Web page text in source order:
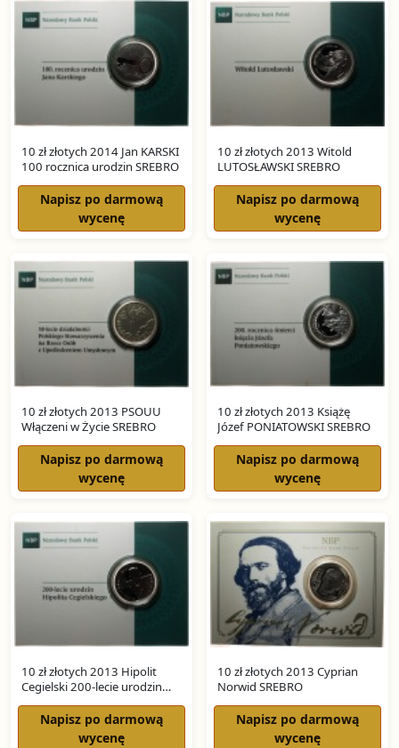
10 zł złotych 2014 Jan KARSKI
100 rocznica urodzin SREBRO
Napisz po darmową
wycenę
10 zł złotych 2013 Witold
LUTOSŁAWSKI SREBRO
Napisz po darmową
wycenę
10 zł złotych 2013 PSOUU
Włączeni w Życie SREBRO
Napisz po darmową
wycenę
10 zł złotych 2013 Książę
Józef PONIATOWSKI SREBRO
Napisz po darmową
wycenę
10 zł złotych 2013 Hipolit
Cegielski 200-lecie urodzin
SREBRO
Napisz po darmową
wycenę
10 zł złotych 2013 Cyprian
Norwid SREBRO
Napisz po darmową
wycenę